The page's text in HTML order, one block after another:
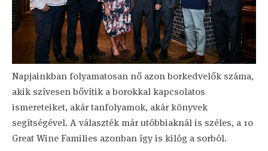
Napjainkban folyamatosan nő azon borkedvelők száma,
akik szívesen bővítik a borokkal kapcsolatos
ismereteiket, akár tanfolyamok, akár könyvek
segítségével. A választék már utóbbiaknál is széles, a 10
Great Wine Families azonban így is kilóg a sorból.